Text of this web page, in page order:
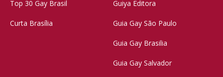
Top 30 Gay Brasil
Curta Brasília
Guiya Editora
Guia Gay São Paulo
Guia Gay Brasilia
Guia Gay Salvador